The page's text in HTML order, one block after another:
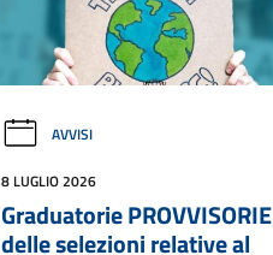
AVVISI
8 LUGLIO 2026
Graduatorie PROVVISORIE
delle selezioni relative al